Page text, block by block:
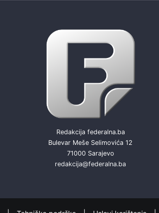
Redakcija federalna.ba
Bulevar Meše Selimovića 12
71000 Sarajevo
redakcija@federalna.ba